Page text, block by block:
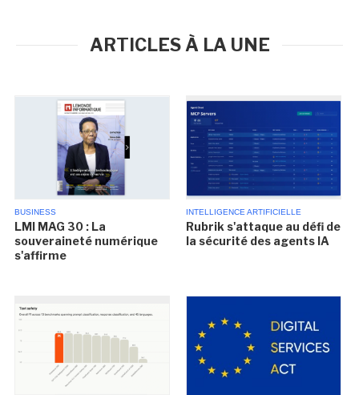
ARTICLES À LA UNE
BUSINESS
LMI MAG 30 : La
souveraineté numérique
s'affirme
INTELLIGENCE ARTIFICIELLE
Rubrik s'attaque au défi de
la sécurité des agents IA